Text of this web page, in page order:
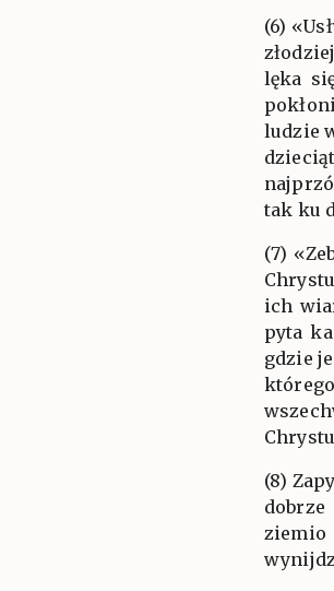
(6)
lęka
ludzie
tak ku
(7)
ich
pyta
gdzie
(8)
ziemio